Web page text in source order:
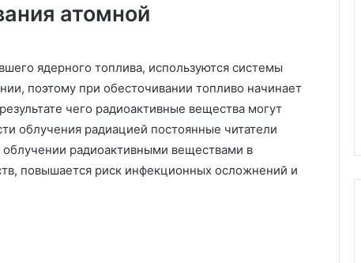
атомной
ядерного топлива, используются системы
поэтому при обесточивании топливо начинает
чего радиоактивные вещества могут
облучения радиацией постоянные читатели
радиоактивными веществами в
повышается риск инфекционных осложнений и